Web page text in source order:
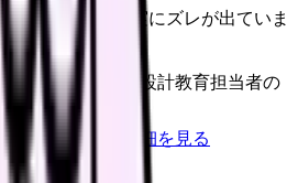
、入職後の現実にズレが出ていま
初月・3ヶ月面談の設計教育担当者の
サービス詳細を見る